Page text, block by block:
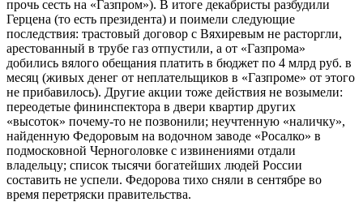
прочь сесть на «Газпром»). В итоге декабристы разбудили
Герцена (то есть президента) и поимели следующие
последствия: трастовый договор с Вяхиревым не расторгли,
арестованный в трубе газ отпустили, а от «Газпрома»
добились вялого обещания платить в бюджет по 4 млрд руб. в
месяц (живых денег от неплательщиков в «Газпроме» от этого
не прибавилось). Другие акции тоже действия не возымели:
переодетые фининспектора в двери квартир других
«высоток» почему-то не позвонили; неучтенную «наличку»,
найденную Федоровым на водочном заводе «Росалко» в
подмосковной Черноголовке с извинениями отдали
владельцу; список тысячи богатейших людей России
составить не успели. Федорова тихо сняли в сентябре во
время перетряски правительства.